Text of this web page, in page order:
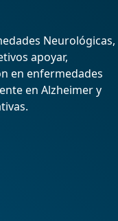
Neurológicas,
apoyar,
en enfermedades
en Alzheimer y